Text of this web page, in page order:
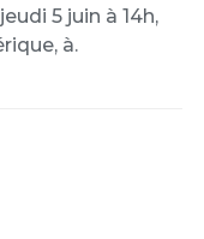
5 juin à 14h,
à.